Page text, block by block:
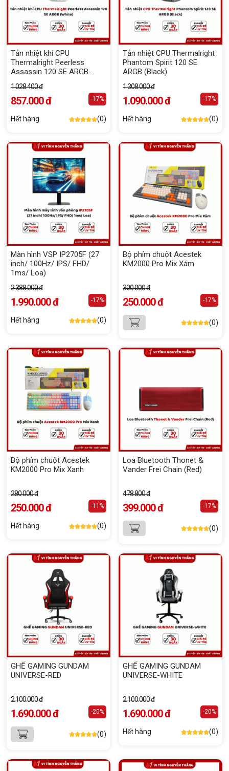
Tản nhiệt khí CPU
Thermalright Peerless
Assassin 120 SE ARGB
1.028.400 đ
857.000 đ -17%
Hết hàng (0)
Tản nhiệt CPU Thermalright
Phantom Spirit 120 SE
ARGB (Black)
1.308.000 đ
1.090.000 đ -17%
Hết hàng (0)
Màn hình VSP IP2705F (27
inch/ 100Hz/ IPS/ FHD/
1ms/ Loa)
2.388.000 đ
1.990.000 đ -17%
Hết hàng (0)
Bộ phím chuột Acestek
KM2000 Pro Mix Xám
300.000 đ
250.000 đ -17%
(0)
Bộ phím chuột Acestek
KM2000 Pro Mix Xanh
280.000 đ
250.000 đ -11%
Hết hàng (0)
Loa Bluetooth Thonet &
Vander Frei Chain (Red)
478.800 đ
399.000 đ -17%
(0)
GHẾ GAMING GUNDAM
UNIVERSE-RED
2.100.000 đ
1.690.000 đ -20%
(0)
GHẾ GAMING GUNDAM
UNIVERSE-WHITE
2.100.000 đ
1.690.000 đ -20%
Hết hàng (0)